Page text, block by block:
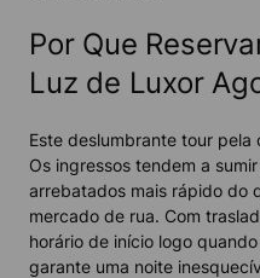
Por Que
Luz de Luxor
Este deslumbrante tour
Os ingressos tendem a
arrebatados mais rápido do
mercado de rua. Com
horário de início logo
garante uma noite